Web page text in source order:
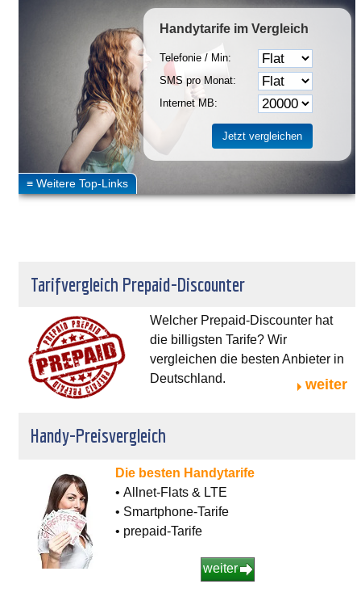
Handytarife im Vergleich
Telefonie / Min:
SMS pro Monat:
Internet MB:
Tarifvergleich Prepaid-Discounter
Welcher Prepaid-Discounter hat
die billigsten Tarife? Wir
vergleichen die besten Anbieter in
Deutschland.
weiter
Handy-Preisvergleich
Die besten Handytarife
• Allnet-Flats & LTE
• Smartphone-Tarife
• prepaid-Tarife
weiter